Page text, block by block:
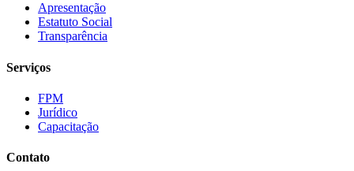
Apresentação
Estatuto Social
Transparência
Serviços
FPM
Jurídico
Capacitação
Contato